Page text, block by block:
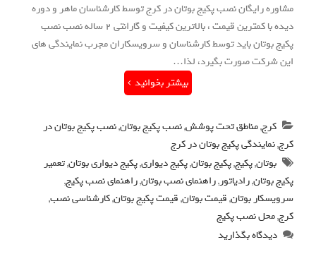
مشاوره رایگان نصب پکیج بوتان در کرج توسط کارشناسان ماهر و دوره
دیده با کمترین قیمت ، بالاترین کیفیت و گارانتی 2 ساله نصب نصب
پکیج بوتان باید توسط کارشناسان و سرویسکاران مجرب نمایندگی های
این شرکت صورت بگیرد، لذا…
بیشتر بخوانید
کرج,مناطق تحت پوشش,نصب پکیج بوتان,نصب پکیج بوتان در
کرج,نمایندگی پکیج بوتان در کرج
بوتان,پکیج,پکیج بوتان,پکیج دیواری,پکیج دیواری بوتان,تعمیر
پکیج بوتان,رادیاتور,راهنمای نصب بوتان,راهنمای نصب پکیج,
سرویسکار بوتان,قیمت بوتان,قیمت پکیج بوتان,کارشناسی نصب,
کرج,محل نصب پکیج
دیدگاه بگذارید